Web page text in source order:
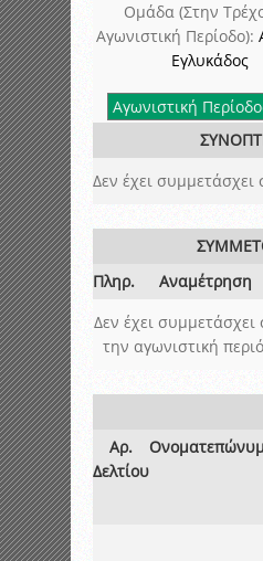
Ομάδα (Στην
Αγωνιστική Περίοδο):
Εγλυκάδος
Δεν έχει
Πληρ.
Αναμέτρηση
Δεν έχει
την αγωνιστική
Αρ.
Δελτίου